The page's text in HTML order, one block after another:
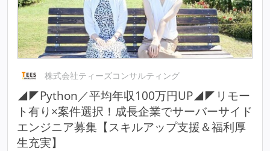
株式会社ティーズコンサルティング
◢◤Python／平均年収100万円UP◢◤リモー
ト有り×案件選択！成長企業でサーバーサイド
エンジニア募集【スキルアップ支援＆福利厚
生充実】